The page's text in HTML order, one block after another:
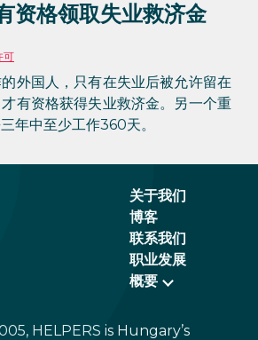
资格领取失业救济金
可
外国人，只有在失业后被允许留在
有资格获得失业救济金。另一个重
年中至少工作360天。
关于我们
博客
联系我们
职业发展
概要
HELPERS is Hungary’s